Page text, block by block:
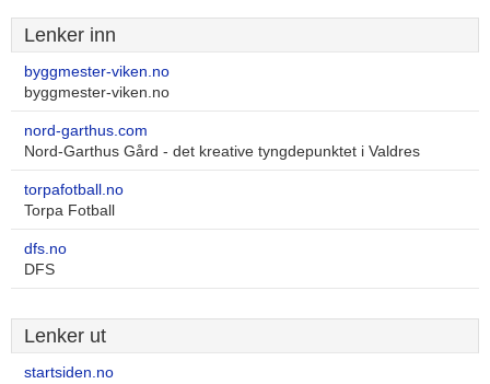
Lenker inn
byggmester-viken.no
byggmester-viken.no
nord-garthus.com
Nord-Garthus Gård - det kreative tyngdepunktet i Valdres
torpafotball.no
Torpa Fotball
dfs.no
DFS
Lenker ut
startsiden.no